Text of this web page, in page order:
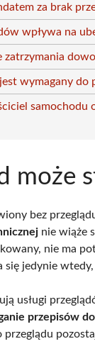
za brak
wpływa na
zatrzymania
wymagany do
samochodu
może
bez
nie wiąże
nie ma
się jedynie
usługi
przepisów